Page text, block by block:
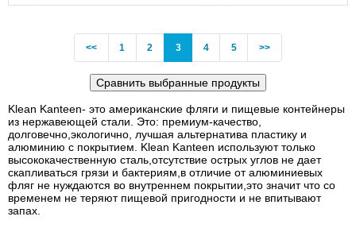
<<Previous
1 2 3(current)
4 5 >>
Klean Kanteen- это американские фляги и пищевые контейнеры
из нержавеющей стали. Это: премиум-качество,
долговечно,экологично, лучшая альтернатива пластику и
алюминию с покрытием. Klean Kanteen используют только
высококачественную сталь,отсутствие острых углов не дает
скапливаться грязи и бактериям,в отличие от алюминиевых
фляг не нуждаются во внутреннем покрытии,это значит что со
временем не теряют пищевой пригодности и не впитывают
запах.